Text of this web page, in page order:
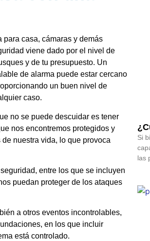
para casa, cámaras y demás
viene dado por el nivel de
y de tu presupuesto. Un
de alarma puede estar cercano
un buen nivel de
caso.
no se puede descuidar es tener
nos encontremos protegidos y
nuestra vida, lo que provoca
entre los que se incluyen
puedan proteger de los ataques
a otros eventos incontrolables,
en los que incluir
está controlado.
Si
las